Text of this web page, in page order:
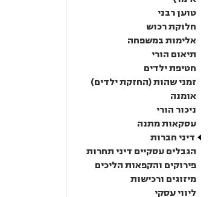
טוען רבני
חלוקת רכוש
אלימות במשפחה
תיאום הורי
חטיפת ילדים
זמני שהות (החזקת ילדים)
אומנה
ניכור הורי
עסקאות מתנה
דיני חברות
הגבלים עסקיים דיני תחרות
פירוקים והקפאות הליכים
מיזוגים ורכישות
ליווי עסקי